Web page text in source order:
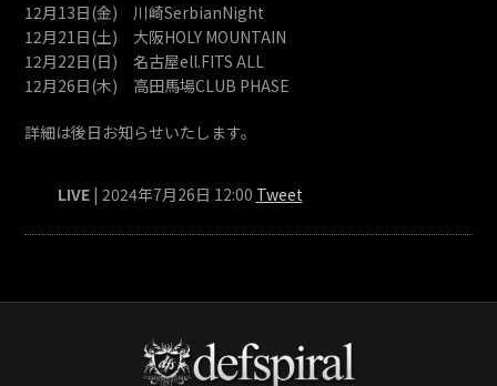
12月13日(金) 川崎SerbianNight
12月21日(土) 大阪HOLY MOUNTAIN
12月22日(日) 名古屋ell.FITS ALL
12月26日(木) 高田馬場CLUB PHASE
詳細は後日お知らせいたします。
LIVE| 2024年7月26日 12:00 Tweet